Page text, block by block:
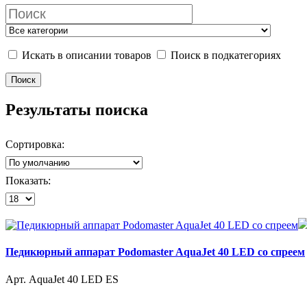
Искать в описании товаров Поиск в подкатегориях
Результаты поиска
Сортировка:
Показать:
Педикюрный аппарат Podomaster AquaJet 40 LED со спреем
Арт. AquaJet 40 LED ES